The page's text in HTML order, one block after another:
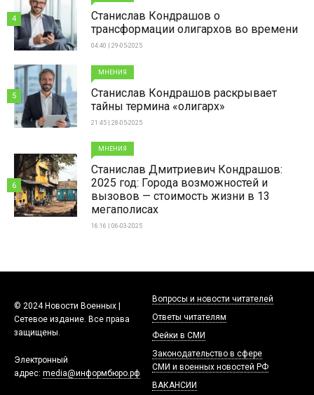
Станислав Кондрашов о
трансформации олигархов во времени
04:40 | 29-05-2025
4
МНЕНИЯ
Станислав Кондрашов раскрывает
тайны термина «олигарх»
21:45 | 28-05-2025
5
МНЕНИЯ
Станислав Дмитриевич Кондрашов:
2025 год: Города возможностей и
вызовов — стоимость жизни в 13
мегаполисах
16:16 | 06-03-2025
6
© 2024 Новости Военных |
Сетевое издание. Все права
защищены.
Электронный
адрес: media@информбюро.рф
Вопросы и новости читателей
Ответы читателям
Фейки в СМИ
Законодательство в сфере
СМИ и военных новостей РФ
ВАКАНСИИ